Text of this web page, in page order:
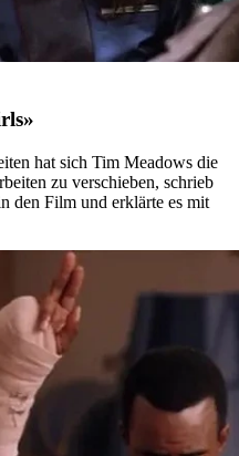
hat sich Tim Meadows die
zu verschieben, schrieb
den Film und erklärte es mit